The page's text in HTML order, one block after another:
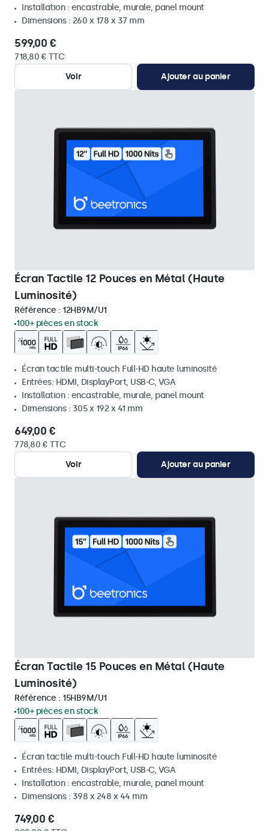
Installation : encastrable, murale, panel mount
Dimensions : 260 x 178 x 37 mm
599,00 €
718,80 € TTC
Voir
Ajouter au panier
Écran Tactile 12 Pouces en Métal (Haute
Luminosité)
Référence : 12HB9M/U1
100+ pièces en stock
Écran tactile multi-touch Full-HD haute luminosité
Entrées: HDMI, DisplayPort, USB-C, VGA
Installation : encastrable, murale, panel mount
Dimensions : 305 x 192 x 41 mm
649,00 €
778,80 € TTC
Voir
Ajouter au panier
Écran Tactile 15 Pouces en Métal (Haute
Luminosité)
Référence : 15HB9M/U1
100+ pièces en stock
Écran tactile multi-touch Full-HD haute luminosité
Entrées: HDMI, DisplayPort, USB-C, VGA
Installation : encastrable, murale, panel mount
Dimensions : 398 x 248 x 44 mm
749,00 €